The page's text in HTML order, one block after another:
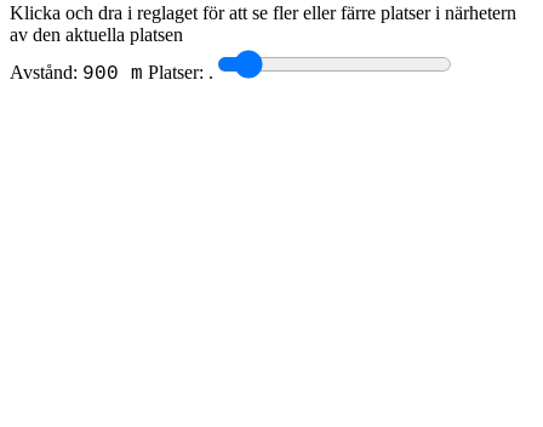
Klicka och dra i reglaget för att se fler eller färre platser i närhetern
av den aktuella platsen
Avstånd: 900 m Platser: .